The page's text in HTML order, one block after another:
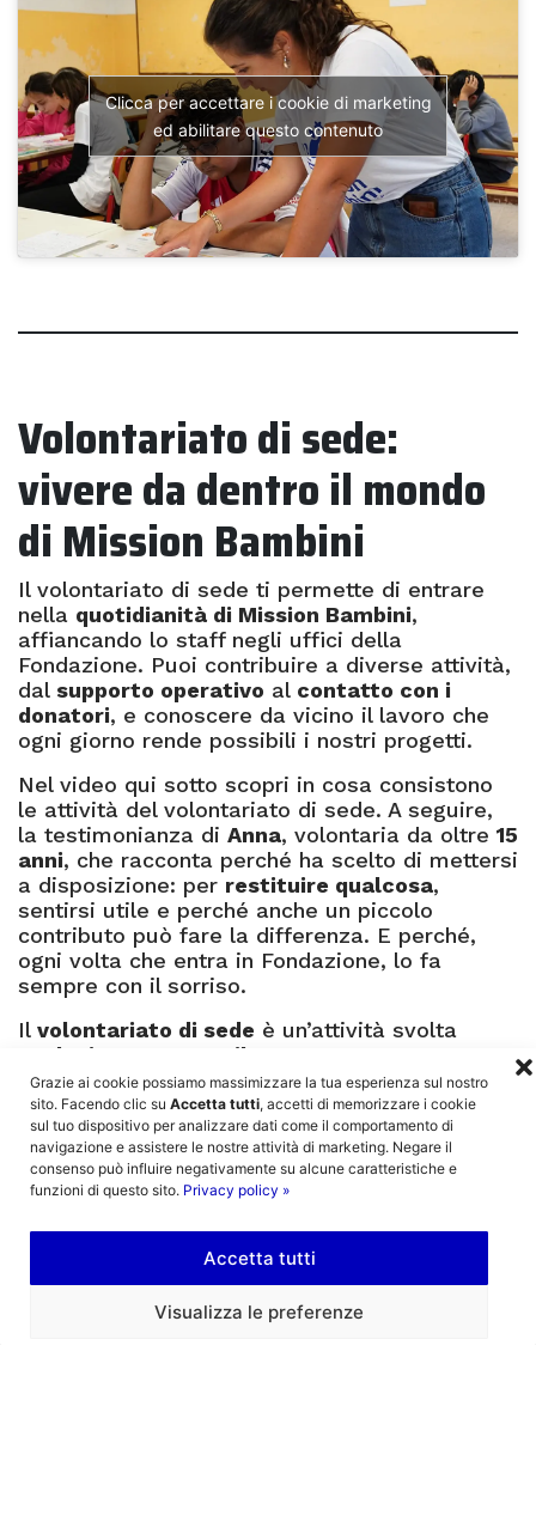
Grazie ai cookie possiamo massimizzare la tua esperienza sul nostro
sito. Facendo clic su Accetta tutti, accetti di memorizzare i cookie
sul tuo dispositivo per analizzare dati come il comportamento di
navigazione e assistere le nostre attività di marketing. Negare il
consenso può influire negativamente su alcune caratteristiche e
funzioni di questo sito. Privacy policy »
Accetta tutti
Visualizza le preferenze
Clicca per accettare i cookie di marketing
ed abilitare questo contenuto
Volontariato di sede:
vivere da dentro il mondo
di Mission Bambini
Il volontariato di sede ti permette di entrare
nella quotidianità di Mission Bambini,
affiancando lo staff negli uffici della
Fondazione. Puoi contribuire a diverse attività,
dal supporto operativo al contatto con i
donatori, e conoscere da vicino il lavoro che
ogni giorno rende possibili i nostri progetti.
Nel video qui sotto scopri in cosa consistono
le attività del volontariato di sede. A seguire,
la testimonianza di Anna, volontaria da oltre 15
anni, che racconta perché ha scelto di mettersi
a disposizione: per restituire qualcosa,
sentirsi utile e perché anche un piccolo
contributo può fare la differenza. E perché,
ogni volta che entra in Fondazione, lo fa
sempre con il sorriso.
Il volontariato di sede è un’attività svolta
esclusivamente a Milano
Pillola informativa
Clicca per accettare i cookie di marketing